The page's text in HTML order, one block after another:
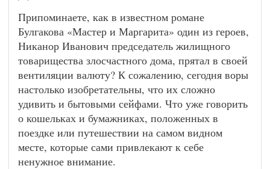
Припоминаете, как в известном романе
Булгакова «Мастер и Маргарита» один из героев,
Никанор Иванович председатель жилищного
товарищества злосчастного дома, прятал в своей
вентиляции валюту? К сожалению, сегодня воры
настолько изобретательны, что их сложно
удивить и бытовыми сейфами. Что уже говорить
о кошельках и бумажниках, положенных в
поездке или путешествии на самом видном
месте, которые сами привлекают к себе
ненужное внимание.